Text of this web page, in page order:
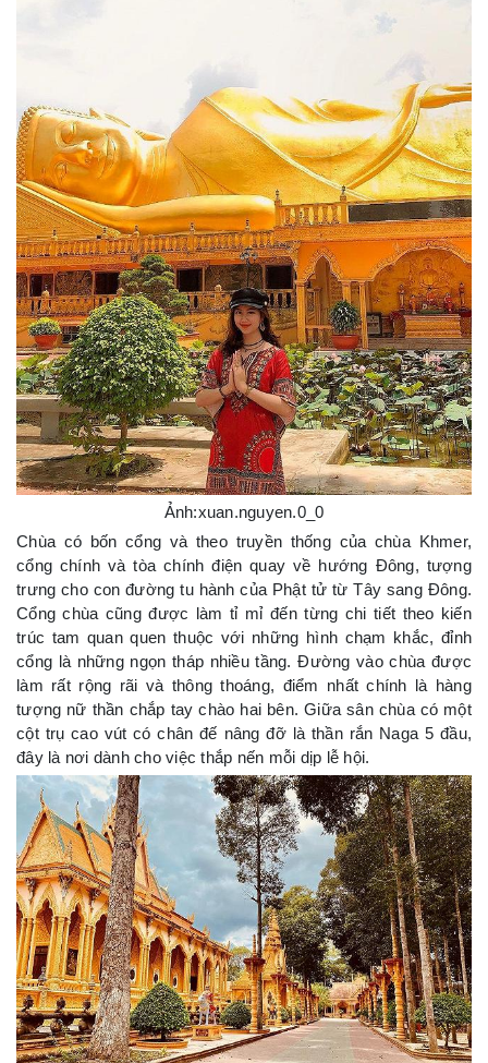
Ảnh:xuan.nguyen.0_0
Chùa có bốn cổng và theo truyền thống của chùa Khmer,
cổng chính và tòa chính điện quay về hướng Đông, tượng
trưng cho con đường tu hành của Phật tử từ Tây sang Đông.
Cổng chùa cũng được làm tỉ mỉ đến từng chi tiết theo kiến
trúc tam quan quen thuộc với những hình chạm khắc, đỉnh
cổng là những ngọn tháp nhiều tầng. Đường vào chùa được
làm rất rộng rãi và thông thoáng, điểm nhất chính là hàng
tượng nữ thần chắp tay chào hai bên. Giữa sân chùa có một
cột trụ cao vút có chân đế nâng đỡ là thần rắn Naga 5 đầu,
đây là nơi dành cho việc thắp nến mỗi dịp lễ hội.